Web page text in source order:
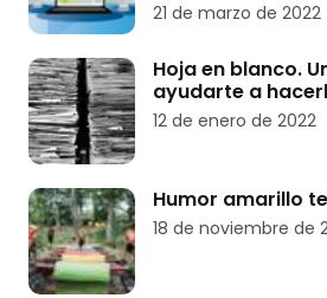
21 de marzo de 2022
Hoja en blanco.
ayudarte a
12 de enero de 2022
Humor amarillo
18 de noviembre de